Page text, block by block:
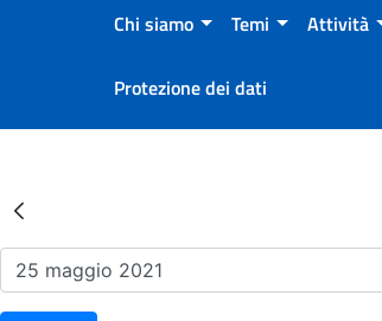
Chi siamo Temi Attività
Protezione dei dati
Risultati della